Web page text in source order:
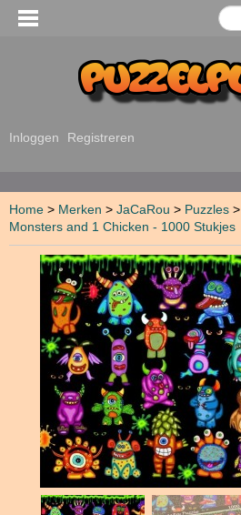
Inloggen Registreren
Home > Merken > JaCaRou > Puzzles >
Monsters and 1 Chicken - 1000 Stukjes